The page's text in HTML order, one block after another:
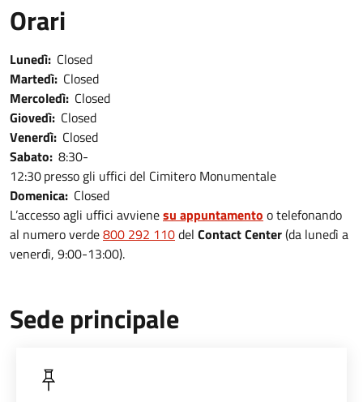
Orari
Lunedì: Closed
Martedì: Closed
Mercoledì: Closed
Giovedì: Closed
Venerdì: Closed
Sabato: 8:30-
12:30presso gli uffici del Cimitero Monumentale
Domenica: Closed
L’accesso agli uffici avvienesu appuntamento o telefonando
al numero verde800 292 110del Contact Center(da lunedì a
venerdì, 9:00-13:00).
Sede principale